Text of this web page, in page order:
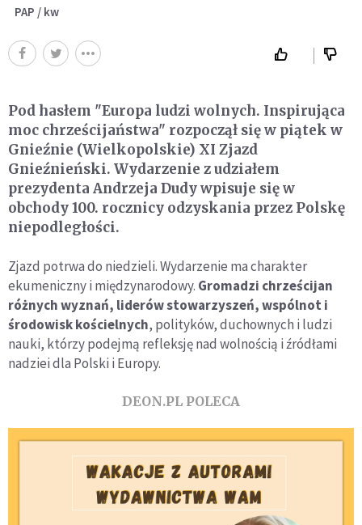
PAP / kw
Pod hasłem "Europa ludzi wolnych. Inspirująca
moc chrześcijaństwa" rozpoczął się w piątek w
Gnieźnie (Wielkopolskie) XI Zjazd
Gnieźnieński. Wydarzenie z udziałem
prezydenta Andrzeja Dudy wpisuje się w
obchody 100. rocznicy odzyskania przez Polskę
niepodległości.
Zjazd potrwa do niedzieli. Wydarzenie ma charakter
ekumeniczny i międzynarodowy. Gromadzi chrześcijan
różnych wyznań, liderów stowarzyszeń, wspólnot i
środowisk kościelnych, polityków, duchownych i ludzi
nauki, którzy podejmą refleksję nad wolnością i źródłami
nadziei dla Polski i Europy.
DEON.PL POLECA